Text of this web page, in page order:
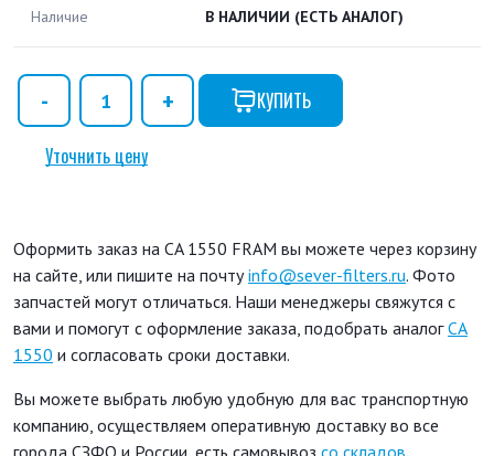
Наличие В НАЛИЧИИ (ЕСТЬ АНАЛОГ)
КУПИТЬ
Уточнить цену
Оформить заказ на CA 1550 FRAM вы можете через корзину
на сайте, или пишите на почтуinfo@sever-filters.ru. Фото
запчастей могут отличаться. Наши менеджеры свяжутся с
вами и помогут с оформление заказа, подобрать аналогCA
1550 и согласовать сроки доставки.
Вы можете выбрать любую удобную для вас транспортную
компанию, осуществляем оперативную доставку во все